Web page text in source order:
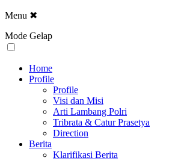
Menu ✖
Mode Gelap
Home
Profile
Profile
Visi dan Misi
Arti Lambang Polri
Tribrata & Catur Prasetya
Direction
Berita
Klarifikasi Berita